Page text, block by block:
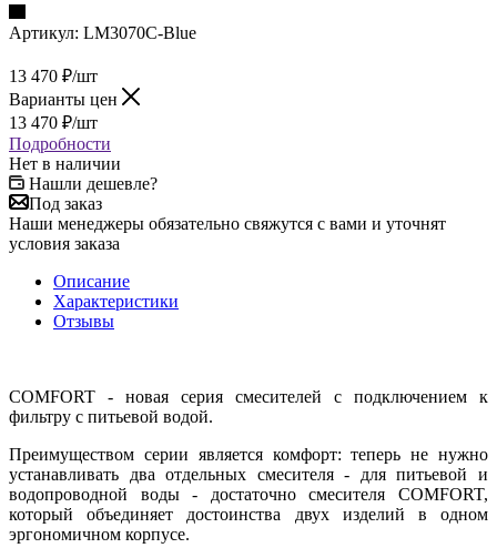
Артикул: LM3070C-Blue
13 470 ₽/шт
Варианты цен
13 470 ₽/шт
Подробности
Нет в наличии
Нашли дешевле?
Под заказ
Наши менеджеры обязательно свяжутся с вами и уточнят
условия заказа
Описание
Характеристики
Отзывы
COMFORT - новая серия смесителей с подключением к
фильтру с питьевой водой.
Преимуществом серии является комфорт: теперь не нужно
устанавливать два отдельных смесителя - для питьевой и
водопроводной воды - достаточно смесителя COMFORT,
который объединяет достоинства двух изделий в одном
эргономичном корпусе.